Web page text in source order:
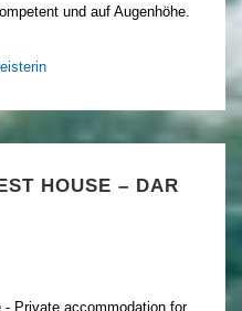
und auf Augenhöhe.
HOUSE – DAR
Private accommodation for